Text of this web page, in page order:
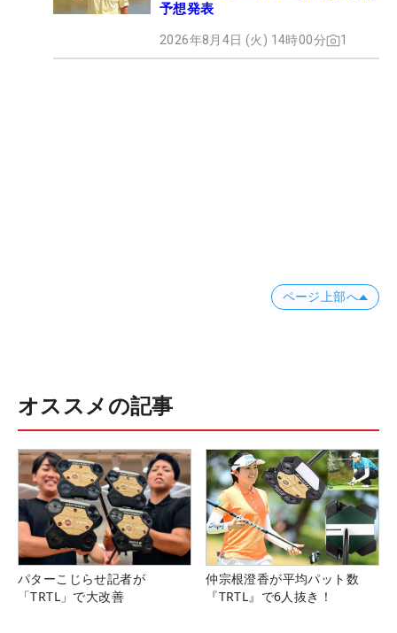
予想発表
2026年8月4日 (火) 14時00分 1
ページ上部へ
オススメの記事
パターこじらせ記者が
「TRTL」で大改善
仲宗根澄香が平均パット数
『TRTL』で6人抜き！